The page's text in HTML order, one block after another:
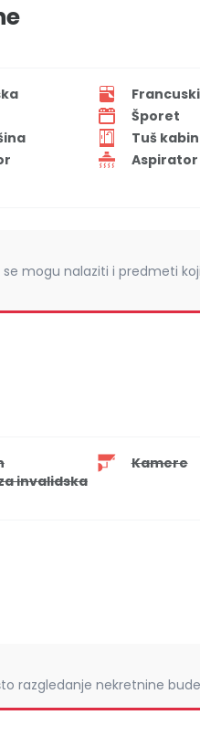
Šporet
Tuš
Aspirator
mogu nalaziti i predmeti
Kamere
invalidska
razgledanje nekretnine